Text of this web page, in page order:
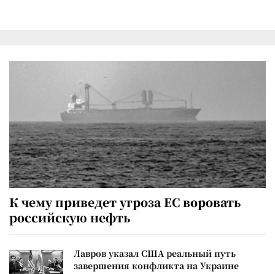
К чему приведет угроза ЕС воровать
российскую нефть
Лавров указал США реальный путь
завершения конфликта на Украине